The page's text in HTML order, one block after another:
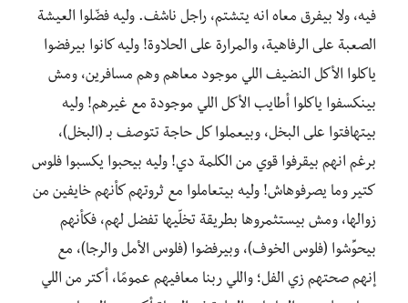
فيه، ولا بيفرق معاه انه يتشتم، راجل ناشف. وليه فضّلوا العيشة
الصعبة على الرفاهية، والمرارة على الحلاوة! وليه كانوا بيرفضوا
ياكلوا الأكل النضيف اللي موجود معاهم وهم مسافرين، ومش
بينكسفوا ياكلوا أطايب الأكل اللي موجودة مع غيرهم! وليه
بيتهافتوا على البخل، وبيعملوا كل حاجة تتوصف بـ (البخل)،
برغم انهم بيقرفوا قوي من الكلمة دي! وليه بيحبوا يكسبوا فلوس
كتير وما يصرفوهاش! وليه بيتعاملوا مع ثروتهم كأنهم خايفين من
زوالها، ومش بيستثمروها بطريقة تخلّيها تفضل لهم، فكأنهم
بيحوِّشوا (فلوس الخوف)، وبيرفضوا (فلوس الأمل والرجا)، مع
إنهم صحتهم زي الفل؛ واللي ربنا معافيهم عمومًا، أكتر من اللي